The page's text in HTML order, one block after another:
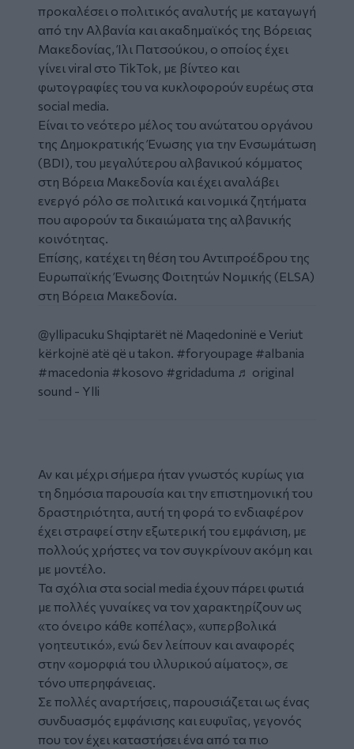
προκαλέσει ο πολιτικός αναλυτής με καταγωγή
από την Αλβανία και ακαδημαϊκός της Βόρειας
Μακεδονίας,Ίλι Πατσούκου, ο οποίος έχει
γίνει viral στο TikTok, με βίντεο και
φωτογραφίες του να κυκλοφορούν ευρέως στα
social media.
Είναι το νεότερο μέλος του ανώτατου οργάνου
της Δημοκρατικής Ένωσης για την Ενσωμάτωση
(BDI), του μεγαλύτερου αλβανικού κόμματος
στη Βόρεια Μακεδονία και έχει αναλάβει
ενεργό ρόλο σε πολιτικά και νομικά ζητήματα
που αφορούν τα δικαιώματα της αλβανικής
κοινότητας.
Επίσης, κατέχει τη θέση του Αντιπροέδρου της
Ευρωπαϊκής Ένωσης Φοιτητών Νομικής (ELSA)
στη Βόρεια Μακεδονία.
Embed
@yllipacuku Shqiptarët në Maqedoninë e Veriut
kërkojnë atë që u takon. #foryoupage #albania
#macedonia #kosovo #gridaduma ♬ original
sound - Ylli
Αν και μέχρι σήμερα ήταν γνωστός κυρίως για
τη δημόσια παρουσία και την επιστημονική του
δραστηριότητα, αυτή τη φορά το ενδιαφέρον
έχει στραφεί στην εξωτερική του εμφάνιση, με
πολλούς χρήστες να τον συγκρίνουν ακόμη και
με μοντέλο.
Τα σχόλια στα social media έχουν πάρει φωτιά
με πολλές γυναίκες να τον χαρακτηρίζουν ως
«το όνειρο κάθε κοπέλας», «υπερβολικά
γοητευτικό», ενώ δεν λείπουν και αναφορές
στην «ομορφιά του ιλλυρικού αίματος», σε
τόνο υπερηφάνειας.
Σε πολλές αναρτήσεις, παρουσιάζεται ως ένας
συνδυασμός εμφάνισης και ευφυΐας, γεγονός
που τον έχει καταστήσει ένα από τα πιο